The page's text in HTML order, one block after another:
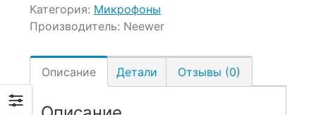
Категория: Микрофоны
Производитель: Neewer
Описание Детали Отзывы (0)